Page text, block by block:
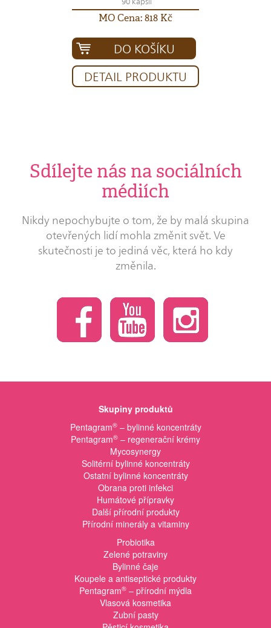
MO Cena: 818 Kč
DO KOŠÍKU
DETAIL PRODUKTU
Sdílejte nás na sociálních
médiích
Nikdy nepochybujte o tom, že by malá skupina
otevřených lidí mohla změnit svět. Ve
skutečnosti je to jediná věc, která ho kdy
změnila.
Skupiny produktů
Pentagram®– bylinné koncentráty
Pentagram® – regenerační krémy
Mycosynergy
Solitérní bylinné koncentráty
Ostatní bylinné koncentráty
Obrana proti infekci
Humátové přípravky
Další přírodní produkty
Přírodní minerály a vitaminy
Probiotika
Zelené potraviny
Bylinné čaje
Koupele a antiseptické produkty
Pentagram® – přírodní mýdla
Vlasová kosmetika
Zubní pasty